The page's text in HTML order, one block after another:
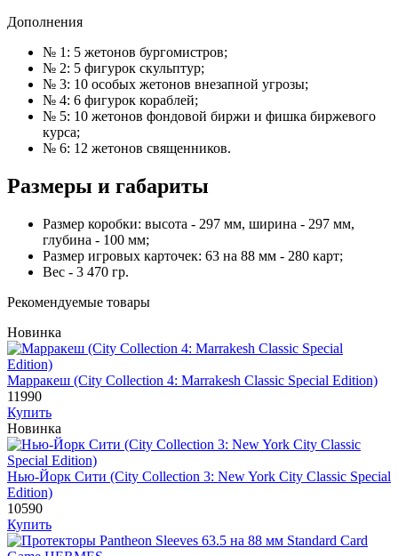
Дополнения
№ 1: 5 жетонов бургомистров;
№ 2: 5 фигурок скульптур;
№ 3: 10 особых жетонов внезапной угрозы;
№ 4: 6 фигурок кораблей;
№ 5: 10 жетонов фондовой биржи и фишка биржевого
курса;
№ 6: 12 жетонов священников.
Размеры и габариты
Размер коробки: высота - 297 мм, ширина - 297 мм,
глубина - 100 мм;
Размер игровых карточек: 63 на 88 мм - 280 карт;
Вес - 3 470 гр.
Рекомендуемые товары
Новинка
Марракеш (City Collection 4: Marrakesh Classic Special Edition)
11990
Купить
Новинка
Нью-Йорк Сити (City Collection 3: New York City Classic Special
Edition)
10590
Купить